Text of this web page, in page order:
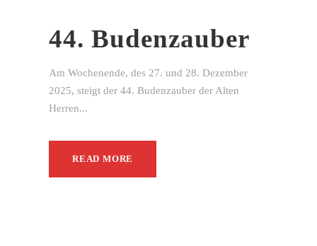
44. Budenzauber
Am Wochenende, des 27. und 28. Dezember
2025, steigt der 44. Budenzauber der Alten
Herren...
READ MORE